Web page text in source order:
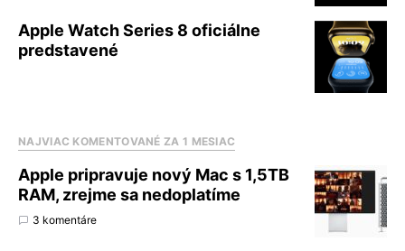
Apple Watch Series 8 oficiálne
predstavené
NAJVIAC KOMENTOVANÉ ZA 1 MESIAC
Apple pripravuje nový Mac s 1,5TB
RAM, zrejme sa nedoplatíme
3 komentáre